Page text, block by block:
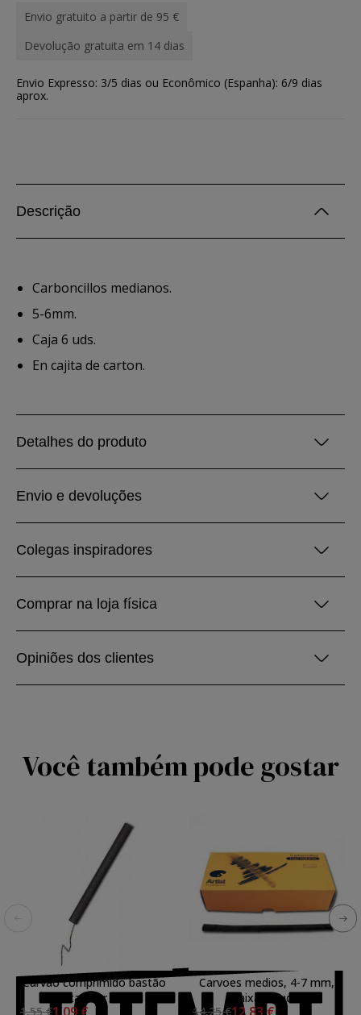
Envio gratuito a partir de 95 €
Devolução gratuita em 14 dias
Envio Expresso: 3/5 dias ou Econômico (Espanha): 6/9 dias
aprox.
Descrição
Carboncillos medianos.
5-6mm.
Caja 6 uds.
En cajita de carton.
Detalhes do produto
Envio e devoluções
Colegas inspiradores
Comprar na loja física
Opiniões dos clientes
Você também pode gostar
Carvão comprimido bastão
Cretacolor Meio
1,55 €
Carvoes medios, 4-7 mm,
caixa 50 uds.
14,25 €